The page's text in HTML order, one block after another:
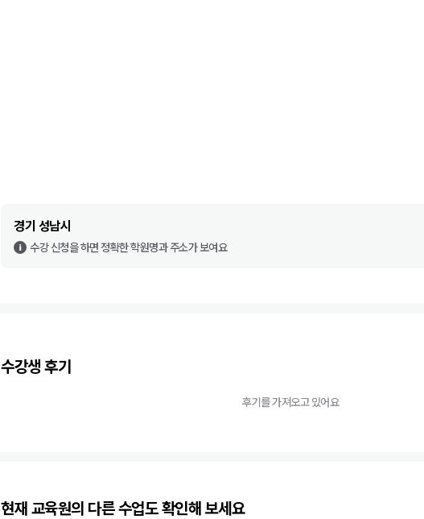
경기 성남시
수강 신청을 하면 정확한 학원명과 주소가 보여요
수강생 후기
후기를 가져오고 있어요
현재 교육원의 다른 수업도 확인해 보세요